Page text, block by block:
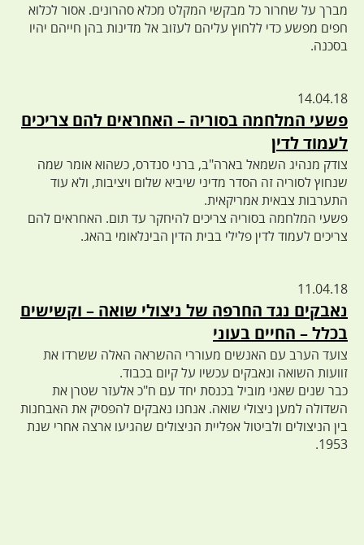
מברך על שחרור כל מבקשי המקלט מכלא סהרונים. אסור לכלוא
חפים מפשע כדי ללחוץ עליהם לעזוב אל מדינות בהן חייהם יהיו
בסכנה.
14.04.18
פשעי המלחמה בסוריה – האחראים להם צריכים
לעמוד לדין
צודק מנהיג השמאל בארה"ב, ברני סנדרס, כשהוא אומר שמה
שנחוץ לסוריה זה הסדר מדיני שיביא שלום ויציבות, ולא עוד
התערבות צבאית אמריקאית.
פשעי המלחמה בסוריה צריכים להיחקר עד תום. האחראים להם
צריכים לעמוד לדין פלילי בבית הדין הבינלאומי בהאג.
11.04.18
נאבקים נגד החרפה של ניצולי שואה – וקשישים
בכלל – החיים בעוני
צועד הערב עם האנשים מעוררי ההשראה האלה ששרדו את
זוועות השואה ונאבקים עכשיו על קיום בכבוד.
כבר שנים שאני מוביל בכנסת יחד עם ח"כ אלעזר שטרן את
השדולה למען ניצולי שואה. אנחנו נאבקים להפסיק את האבחנות
בין הניצולים ולביטול אפליית הניצולים שהגיעו ארצה אחרי שנת
1953.